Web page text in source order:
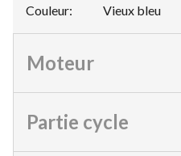
Couleur: Vieux bleu
Moteur
Partie cycle